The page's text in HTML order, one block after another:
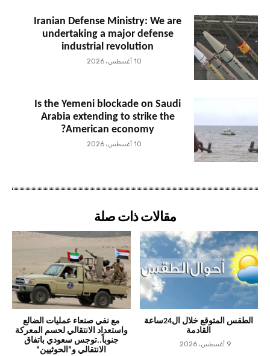
Iranian Defense Ministry: We are
undertaking a major defense
industrial revolution
10 أغسطس، 2026
Is the Yemeni blockade on Saudi
Arabia extending to strike the
American economy?
10 أغسطس، 2026
مقالات ذات صلة
الطقس المتوقع خلال ال24ساعة
القادمة
9 أغسطس، 2026
مع نفي صنعاء عمليات الضالع
واستعداد الانتقالي لحسم المعركة
جنوباً..توجس سعودي باتفاق
الانتقالي و”الحوثيين”